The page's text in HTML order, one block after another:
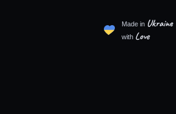
Made in Ukraine
with Love